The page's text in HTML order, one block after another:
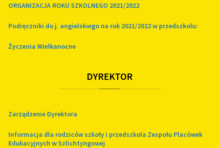
ORGANIZACJA ROKU SZKOLNEGO 2021/2022
Podręczniki do j. angielskiego na rok 2021/2022 w przedszkolu:
Życzenia Wielkanocne
DYREKTOR
Zarządzenie Dyrektora
Informacja dla rodziców szkoły i przedszkola Zespołu Placówek
Edukacyjnych w Szlichtyngowej